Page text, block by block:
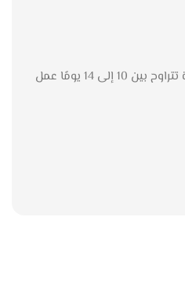
ومن أجل راحة بالك، تأتي التسريحة مع ضمان لمدة 5 سنوات ضد عيوب الصناعة، إلى جانب خدمة عملاء محترفة. كذلك، نقدم خدمة توصيل سريعة إلى جميع أنحاء السعودية خلال مدة تتراوح بين 10 إلى 14 يومًا عمل